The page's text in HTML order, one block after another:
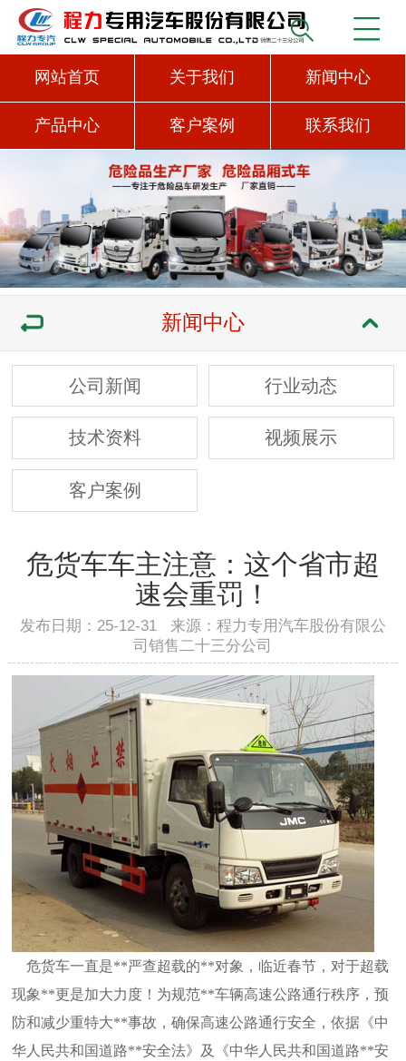
网站首页 关于我们 新闻中心
产品中心 客户案例 联系我们
新闻中心
公司新闻 行业动态
技术资料 视频展示
客户案例
危货车车主注意：这个省市超
速会重罚！
发布日期：25-12-31 来源：程力专用汽车股份有限公
司销售二十三分公司
危货车一直是**严查超载的**对象，临近春节，对于超载
现象**更是加大力度！为规范**车辆高速公路通行秩序，预
防和减少重特大**事故，确保高速公路通行安全，依据《中
华人民共和国道路**安全法》及《中华人民共和国道路**安